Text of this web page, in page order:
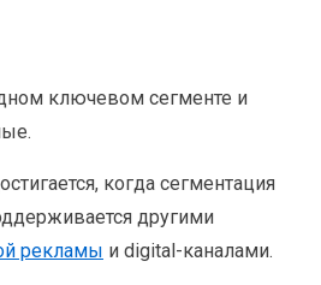
ключевом сегменте и
когда сегментация
другими
рекламы и digital-каналами.